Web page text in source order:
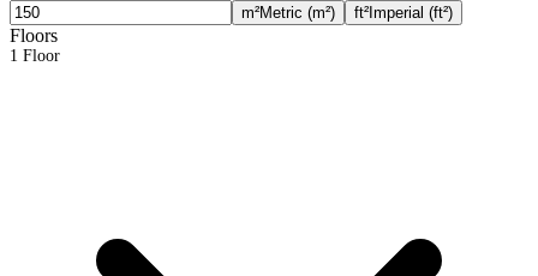
m²Metric (m²) ft² Imperial (ft²)
Floors
1 Floor